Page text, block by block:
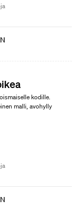
kodille.
malli, avohylly